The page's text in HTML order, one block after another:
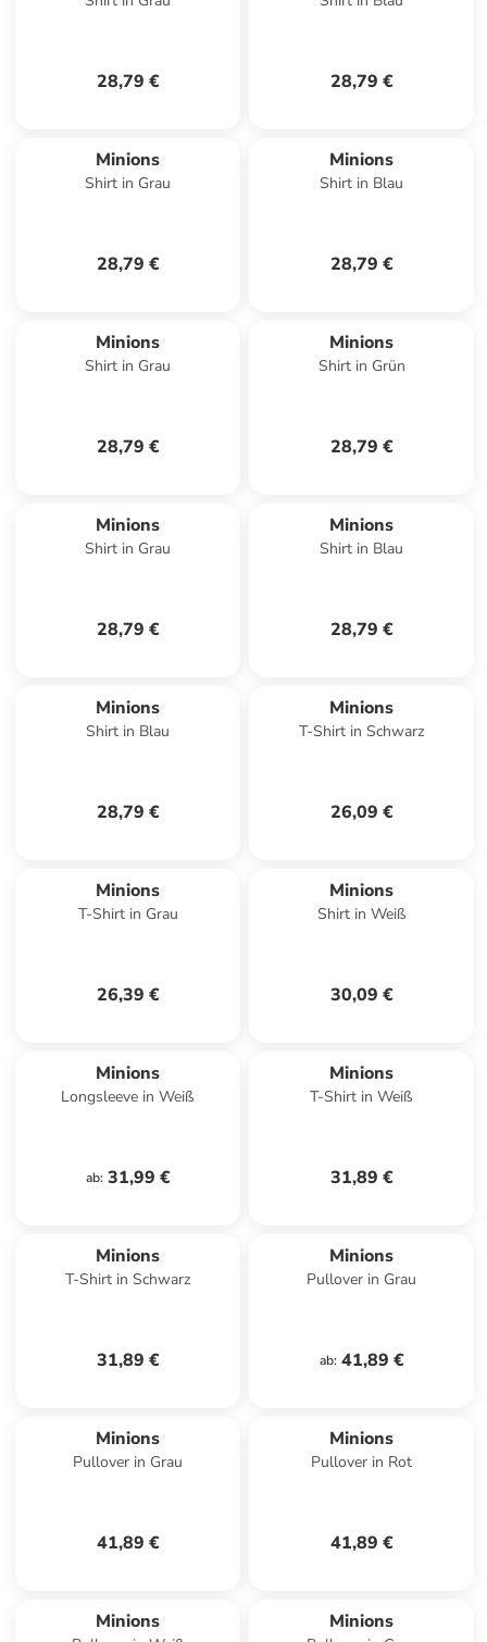
28,79 € 28,79 €
Minions
Shirt in Grau
28,79 €
Minions
Shirt in Blau
28,79 €
Minions
Shirt in Grau
28,79 €
Minions
Shirt in Grün
28,79 €
Minions
Shirt in Grau
28,79 €
Minions
Shirt in Blau
28,79 €
Minions
Shirt in Blau
28,79 €
Minions
T-Shirt in Schwarz
26,09 €
Minions
T-Shirt in Grau
26,39 €
Minions
Shirt in Weiß
30,09 €
Minions
Longsleeve in Weiß
ab: 31,99 €
Minions
T-Shirt in Weiß
31,89 €
Minions
T-Shirt in Schwarz
31,89 €
Minions
Pullover in Grau
ab: 41,89 €
Minions
Pullover in Grau
41,89 €
Minions
Pullover in Rot
41,89 €
Minions Minions